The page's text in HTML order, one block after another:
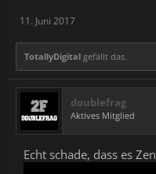
11. Juni 2017
TotallyDigital gefällt das.
doublefrag
Aktives Mitglied
Echt schade, dass es